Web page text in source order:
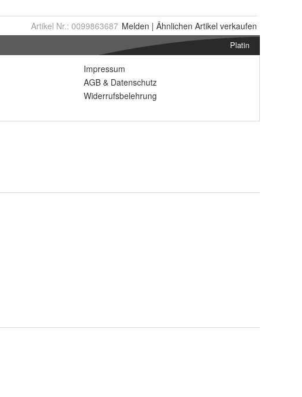
Artikel Nr.: 0099863687 Melden | Ähnlichen Artikel verkaufen
Platin
Impressum
AGB & Datenschutz
Widerrufsbelehrung